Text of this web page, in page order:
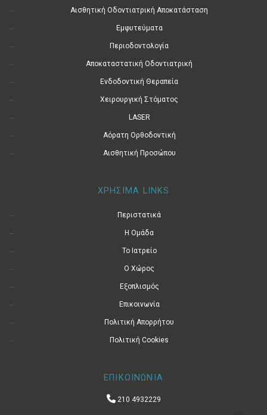
Αισθητική Οδοντιατρική Αποκατάσταση
Εμφυτεύματα
Περιοδοντολογία
Αποκαταστατική Οδοντιατρική
Ενδοδοντική Θεραπεία
Χειρουργική Στόματος
LASER
Αόρατη Ορθοδοντική
Αισθητική Προσώπου
ΧΡΗΣΙΜΑ LINKS
Περιστατικά
Η Ομάδα
Το Ιατρείο
Ο Χώρος
Εξοπλισμός
Επικοινωνία
Πολιτική Απορρήτου
Πολιτική Cookies
ΕΠΙΚΟΙΝΩΝΙΑ
210 4932229